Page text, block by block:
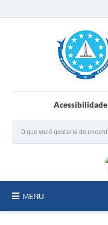
Acessibilidade
MENU